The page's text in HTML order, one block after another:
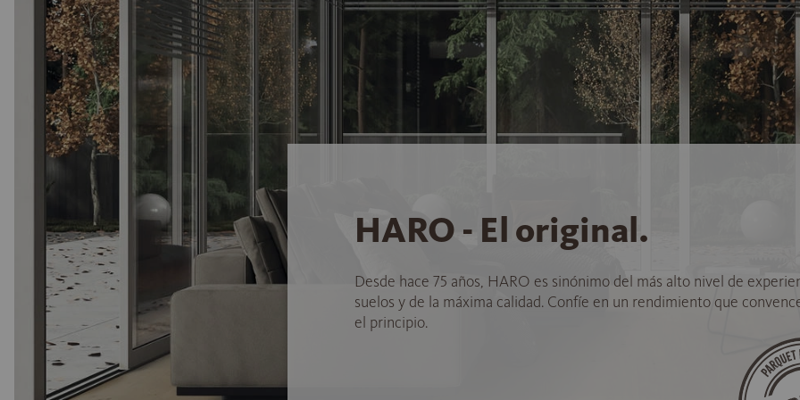
HARO - El original.
Desde hace 75 años, HARO es sinónimo del más alto nivel de
suelos y de la máxima calidad. Confíe en un rendimiento que
el principio.